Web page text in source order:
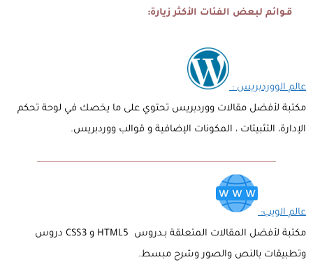
قـوائم لبعض الفئات الأكثر زيارة:
عالم الووردبريس :
مكتبة لأفضل مقالات ووردبريس تحتوي على ما يخصك في لوحة تحكم
الإدارة، التثبيتات ، المكونات الإضافية و قوالب ووردبريس.
عالم الويب:
مكتبة لأفضل المقالات المتعلقة بـدروس HTML5 و CSS3 دروس
وتطبيقات بالنص والصور وشرح مبسط.